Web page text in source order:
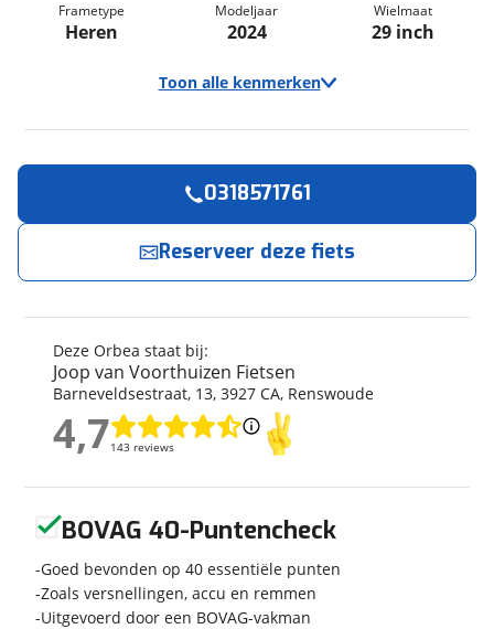
Frametype
Heren
Modeljaar
2024
Wielmaat
29 inch
Toon alle kenmerken
Orbea
Model
OIZ M-LTD
Frametype
Heren
Wielmaat
29 inch
Nieuw of occasion
Occasion
Techniek
Transmissie
Derailleur
Aantal versnellingen
12
Deze Orbea staat bij:
Joop van Voorthuizen Fietsen
Barneveldsestraat, 13, 3927 CA, Renswoude
4,7143 reviews
4,7
0318571761
Reserveer deze fiets
nu!
Joop van Voorthuizen Fietsen neemt snel
Naam
BOVAG 40-Puntencheck
Goed bevonden op 40 essentiële punten
Zoals versnellingen, accu en remmen
Uitgevoerd door een BOVAG-vakman